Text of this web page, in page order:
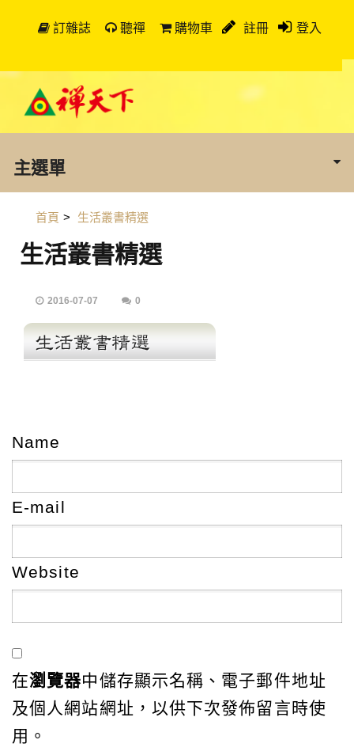
訂雜誌 聽禪 購物車 註冊 登入
主選單
首頁 > 生活叢書精選
生活叢書精選
2016-07-07 0
Name
E-mail
Website
在瀏覽器中儲存顯示名稱、電子郵件地址
及個人網站網址，以供下次發佈留言時使
用。